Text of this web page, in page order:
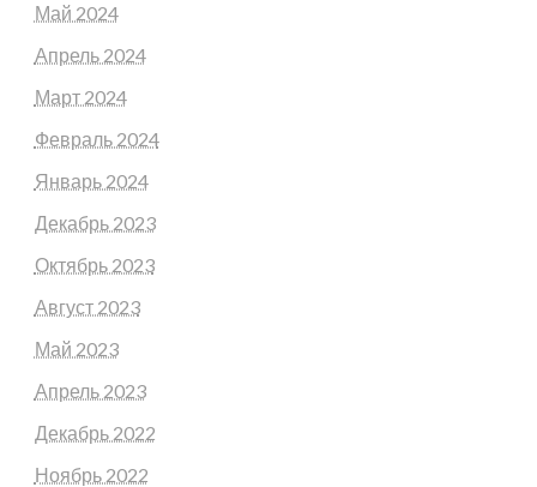
Май 2024
Апрель 2024
Март 2024
Февраль 2024
Январь 2024
Декабрь 2023
Октябрь 2023
Август 2023
Май 2023
Апрель 2023
Декабрь 2022
Ноябрь 2022